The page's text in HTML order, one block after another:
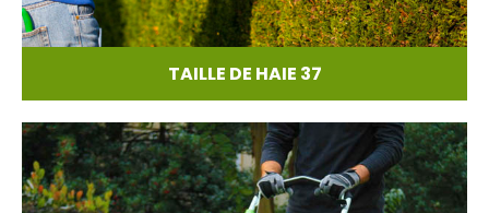
TAILLE DE HAIE 37